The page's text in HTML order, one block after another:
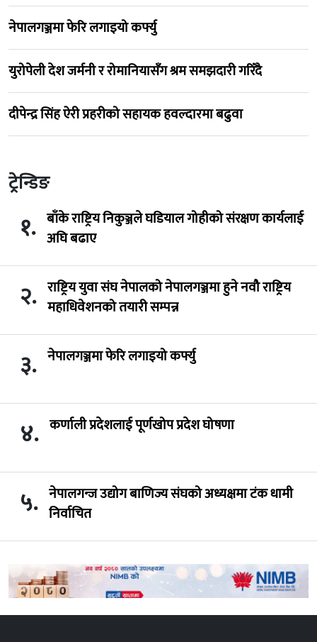
नेपालगञ्जमा फेरि लगाइयो कर्फ्यु
युरोपेली देश जर्मनी र रोमानियासँग श्रम समझदारी गरिँदै
दीपेन्द्र सिंह ऐरी प्रहरीको सहायक हवल्दारमा बढुवा
ट्रेन्डिङ
१. बाँके राष्ट्रिय निकुञ्जले घडियाल गोहीको संरक्षण कार्यलाई
अघि बढाए
२. राष्ट्रिय युवा संघ नेपालको नेपालगञ्जमा हुने नवौ राष्ट्रिय
महाधिवेशनको तयारी सम्पन्न
३. नेपालगञ्जमा फेरि लगाइयो कर्फ्यु
४. कर्णाली प्रदेशलाई पूर्णखोप प्रदेश घोषणा
५. नेपालगन्ज उद्योग बाणिज्य संघको अध्यक्षमा टंक धामी
निर्वाचित